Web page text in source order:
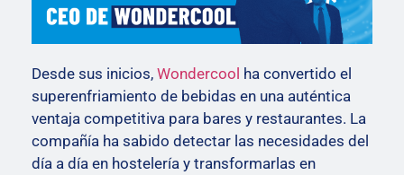
Desde sus inicios, Wondercool ha convertido el
superenfriamiento de bebidas en una auténtica
ventaja competitiva para bares y restaurantes. La
compañía ha sabido detectar las necesidades del
día a día en hostelería y transformarlas en